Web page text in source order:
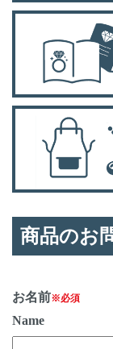
商品のお
お名前※必須
Name